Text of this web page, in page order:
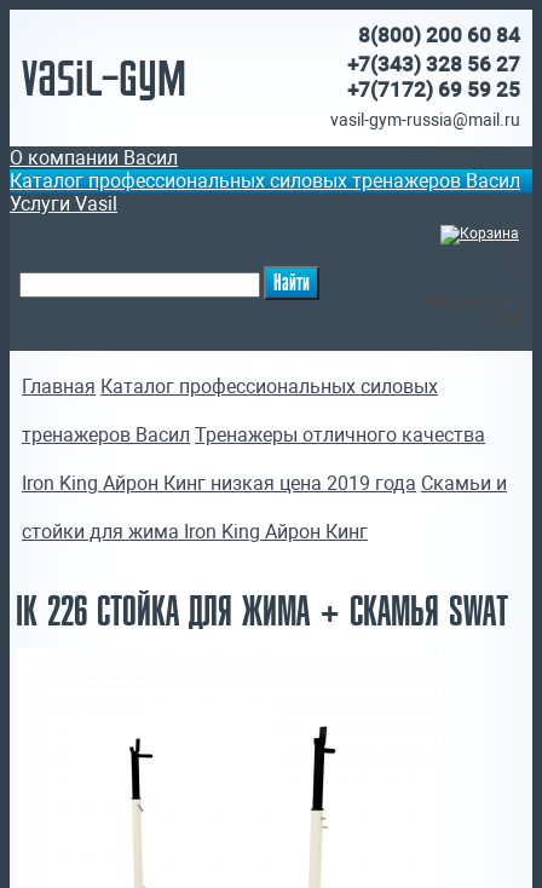
Vasil-Gym
8(800) 200 60 84
+7(343) 328 56 27
+7(7172) 69 59 25
vasil-gym-russia@mail.ru
О компании Васил
Каталог профессиональных силовых тренажеров Васил
Услуги Vasil
Главная Каталог профессиональных силовых
тренажеров Васил Тренажеры отличного качества
Iron King Айрон Кинг низкая цена 2019 года Скамьи и
стойки для жима Iron King Айрон Кинг
IK 226 СТОЙКА ДЛЯ ЖИМА + СКАМЬЯ SWAT